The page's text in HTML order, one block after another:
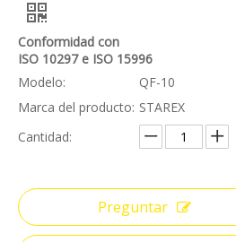
Conformidad con
ISO 10297 e ISO 15996
Modelo:
QF-10
Marca del producto: STAREX
Cantidad:
Preguntar